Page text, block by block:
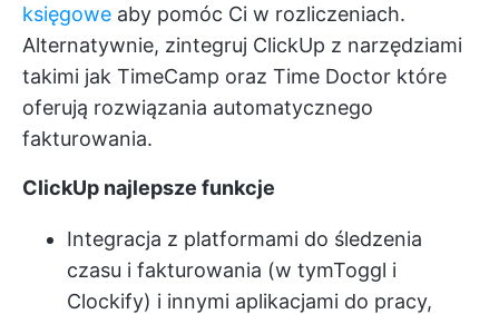
księgowe aby pomóc Ci w rozliczeniach.
Alternatywnie, zintegruj ClickUp z narzędziami
takimi jak TimeCamp oraz Time Doctor które
oferują rozwiązania automatycznego
fakturowania.
ClickUp najlepsze funkcje
Integracja z platformami do śledzenia
czasu i fakturowania (w tymToggl i
Clockify) i innymi aplikacjami do pracy,